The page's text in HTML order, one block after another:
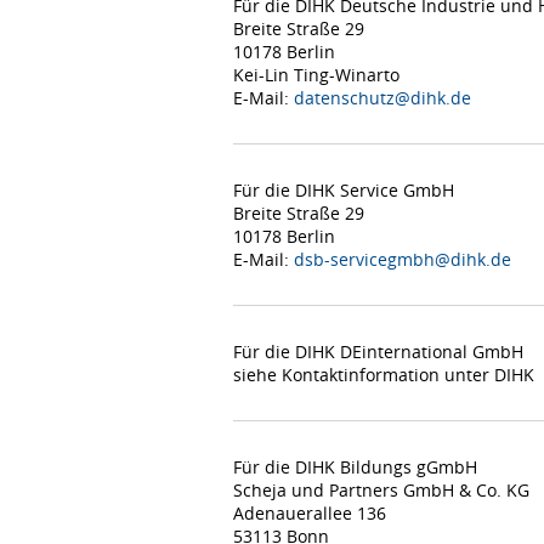
Für die DIHK Deutsche Industrie und
Breite Straße 29
10178 Berlin
Kei-Lin Ting-Winarto
E-Mail: datenschutz@dihk.de
Für die DIHK Service GmbH
Breite Straße 29
10178 Berlin
E-Mail: dsb-servicegmbh@dihk.de
Für die DIHK DEinternational GmbH
siehe Kontaktinformation unter DIHK
Für die DIHK Bildungs gGmbH
Scheja und Partners GmbH & Co. KG
Adenauerallee 136
53113 Bonn